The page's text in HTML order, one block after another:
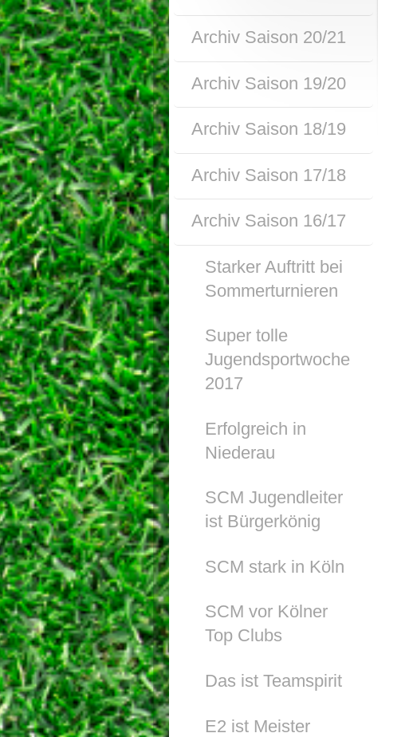
Archiv Saison 20/21
Archiv Saison 19/20
Archiv Saison 18/19
Archiv Saison 17/18
Archiv Saison 16/17
Starker Auftritt bei
Sommerturnieren
Super tolle
Jugendsportwoche
2017
Erfolgreich in
Niederau
SCM Jugendleiter
ist Bürgerkönig
SCM stark in Köln
SCM vor Kölner
Top Clubs
Das ist Teamspirit
E2 ist Meister